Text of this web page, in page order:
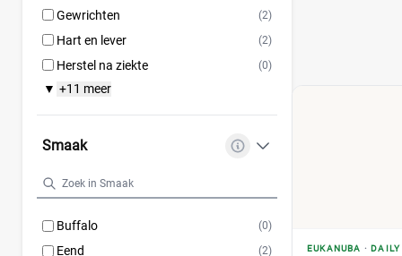
Gewrichten (2)
Hart en lever (2)
Herstel na ziekte (0)
▼ +11 meer
Smaak
Buffalo (0)
Eend (2) EUKANUBA ·DAILY